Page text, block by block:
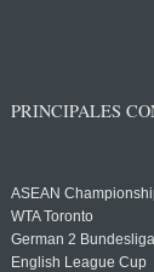
PRINCIPALES
ASEAN
WTA Toronto
German 2 Bundesliga
English League Cup